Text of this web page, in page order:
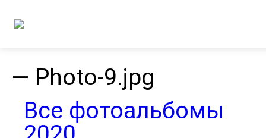
— Photo-9.jpg
Все фотоальбомы